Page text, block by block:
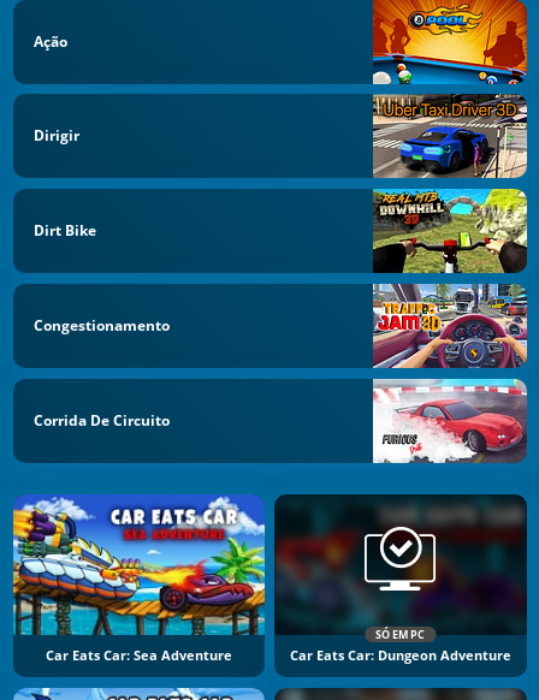
Ação
Dirigir
Dirt Bike
Congestionamento
Corrida De Circuito
Car Eats Car: Sea Adventure
SÓ EM PC
Car Eats Car: Dungeon Adventure